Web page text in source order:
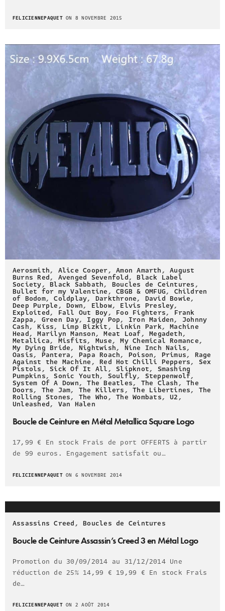
FELICIENNEPAQUETON 8 NOVEMBRE 2015
Aerosmith, Alice Cooper,Amon Amarth,August
Burns Red, Avenged Sevenfold,Black Label
Society,Black Sabbath, Boucles de Ceintures,
Bullet for my Valentine,CBGB & OMFUG, Children
of Bodom,Coldplay, Darkthrone, David Bowie,
Deep Purple,Down, Elbow, Elvis Presley,
Exploited, Fall Out Boy, Foo Fighters, Frank
Zappa, Green Day, Iggy Pop, Iron Maiden, Johnny
Cash,Kiss, Limp Bizkit, Linkin Park,Machine
Head,Marilyn Manson,Meat Loaf,Megadeth,
Metallica, Misfits, Muse,My Chemical Romance,
My Dying Bride, Nightwish, Nine Inch Nails,
Oasis, Pantera, Papa Roach, Poison, Primus, Rage
Against the Machine,Red Hot Chilli Peppers, Sex
Pistols,Sick Of It All,Slipknot, Smashing
Pumpkins,Sonic Youth, Soulfly, Steppenwolf,
System Of A Down,The Beatles, The Clash,The
Doors, The Jam, The Killers,The Libertines, The
Rolling Stones, The Who,The Wombats,U2,
Unleashed, Van Halen
Boucle de Ceinture en Métal Metallica Square Logo
17,99 € En stock Frais de port OFFERTS à partir
de 99 euros. Engagement satisfait ou…
FELICIENNEPAQUETON 6 NOVEMBRE 2014
Assassins Creed,Boucles de Ceintures
Boucle de Ceinture Assassin’s Creed 3 en Métal Logo
Promotion du 30/09/2014 au 31/12/2014 Une
réduction de 25% 14,99 € 19,99 € En stock Frais
de…
FELICIENNEPAQUETON 2 AOÛT 2014